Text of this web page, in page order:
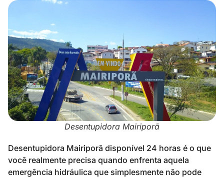
Desentupidora Mairiporã
Desentupidora Mairiporã disponível 24 horas é o que
você realmente precisa quando enfrenta aquela
emergência hidráulica que simplesmente não pode